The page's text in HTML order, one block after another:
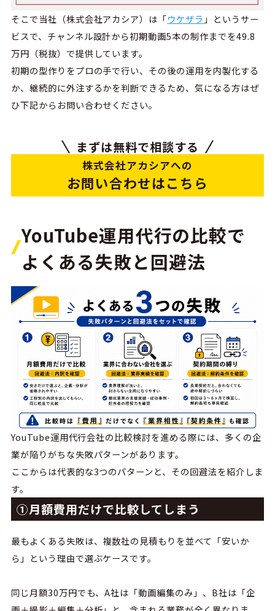
そこで当社（株式会社アカシア） は「ウケザラ 」というサー
ビスで、チャンネル設計から初期動画5本の制作までを49.8
万円（税抜）で提供しています。
初期の型作りをプロの手で行い、その後の運用を内製化する
か、継続的に外注するかを判断できるため、気になる方はぜ
ひ下記からお問い合わせください。
まずは無料で相談する
株式会社アカシアへの
お問い合わせはこちら
YouTube運用代行の比較で
よくある失敗と回避法
YouTube運用代行会社の比較検討を進める際には、多くの企
業が陥りがちな失敗パターンがあります。
ここからは代表的な3つのパターンと、その回避法を紹介しま
す。
①月額費用だけで比較してしまう
最もよくある失敗は、複数社の見積もりを並べて「安いか
ら」という理由で選ぶケースです。
同じ月額30万円でも、A社は「動画編集のみ」、 B社は「企